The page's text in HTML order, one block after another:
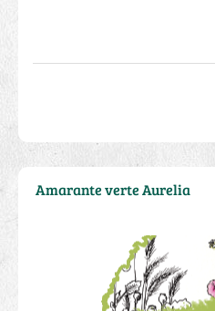
Amarante verte Aurelia